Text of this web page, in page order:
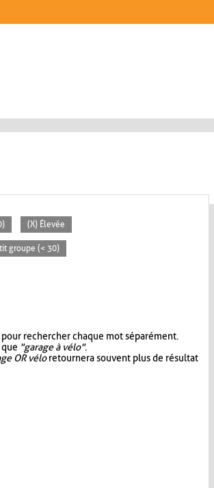
(X) Élevée
groupe (< 30)
rechercher chaque mot séparément.
"garage à vélo".
OR véloretournera souvent plus de résultat